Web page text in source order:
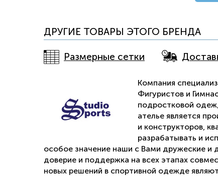
ДРУГИЕ ТОВАРЫ ЭТОГО БРЕНДА
Размерные сетки
Компания
Фигуристов и
подростковой
ателье является
и конструкторов,
разрабатывать и
особое значение наши с Вами дружеские и
доверие и поддержка на всех этапах
новых решений в спортивной одежде